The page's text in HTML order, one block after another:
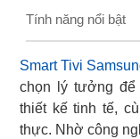
Tính năng nổi bật
Smart Tivi
chọn lý tưởng để
thiết kế tinh tế,
thực. Nhờ công